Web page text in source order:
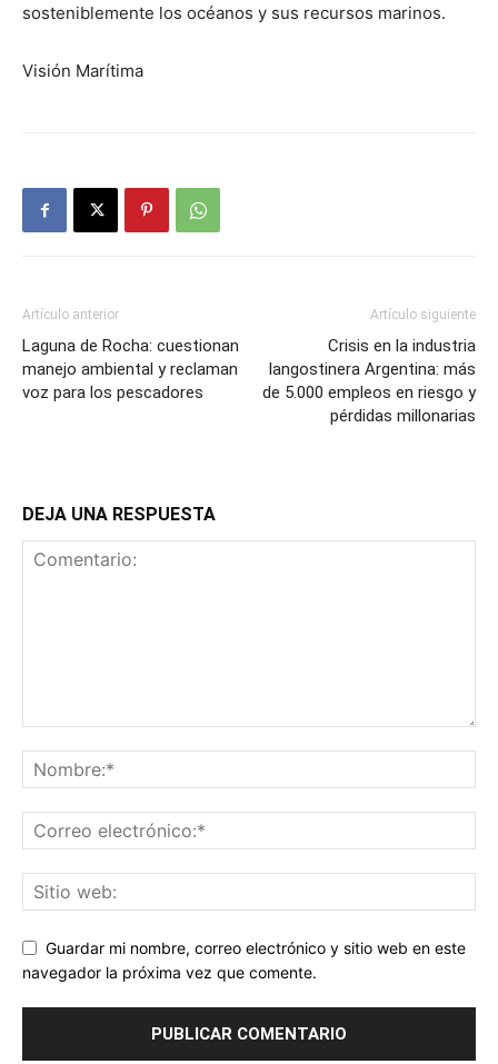
sosteniblemente los océanos y sus recursos marinos.
Visión Marítima
Artículo anterior
Laguna de Rocha: cuestionan
manejo ambiental y reclaman
voz para los pescadores
Artículo siguiente
Crisis en la industria
langostinera Argentina: más
de 5.000 empleos en riesgo y
pérdidas millonarias
DEJA UNA RESPUESTA
Guardar mi nombre, correo electrónico y sitio web en este
navegador la próxima vez que comente.